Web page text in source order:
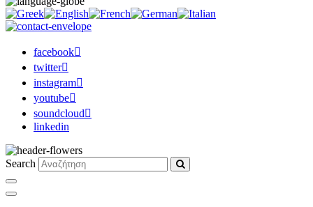
facebook
twitter
instagram
youtube
soundcloud
linkedin
Search